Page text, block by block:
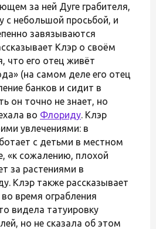
за ней Дуге грабителя,
с небольшой просьбой, и
завязываются
Клэр о своём
что его отец живёт
(на самом деле его отец
банков и сидит в
он точно не знает, но
во Флориду. Клэр
увлечениями: в
с детьми в местном
«к сожалению, плохой
за растениями в
Клэр также рассказывает
время ограбления
видела татуировку
но не сказала об этом